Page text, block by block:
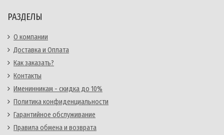
РАЗДЕЛЫ
О компании
Доставка и Оплата
Как заказать?
Контакты
Именинникам - скидка до 10%
Политика конфиденциальности
Гарантийное обслуживание
Правила обмена и возврата